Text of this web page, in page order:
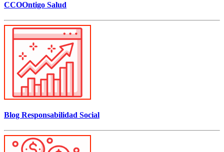
CCOOntigo Salud
Blog Responsabilidad Social